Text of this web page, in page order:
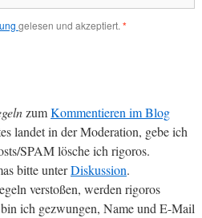
gelesen und akzeptiert.*
zumKommentieren im Blog
landet in der Moderation, gebe ich
SPAM lösche ich rigoros.
bitte unterDiskussion.
verstoßen, werden rigoros
ich gezwungen, Name und E-Mail